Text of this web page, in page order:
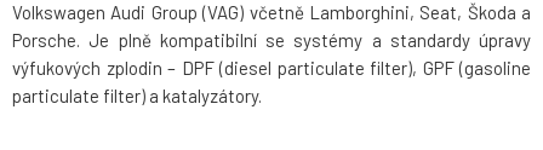
Volkswagen Audi Group (VAG) včetně Lamborghini, Seat, Škoda a
Porsche. Je plně kompatibilní se systémy a standardy úpravy
výfukových zplodin – DPF (diesel particulate filter), GPF (gasoline
particulate filter) a katalyzátory.